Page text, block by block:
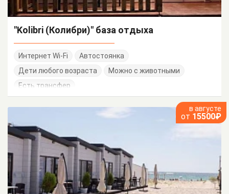
"Kolibri (Колибри)" база отдыха
Интернет Wi-Fi
Автостоянка
Дети любого возраста
Можно с животными
Есть трансфер
в августе
от 15500₽